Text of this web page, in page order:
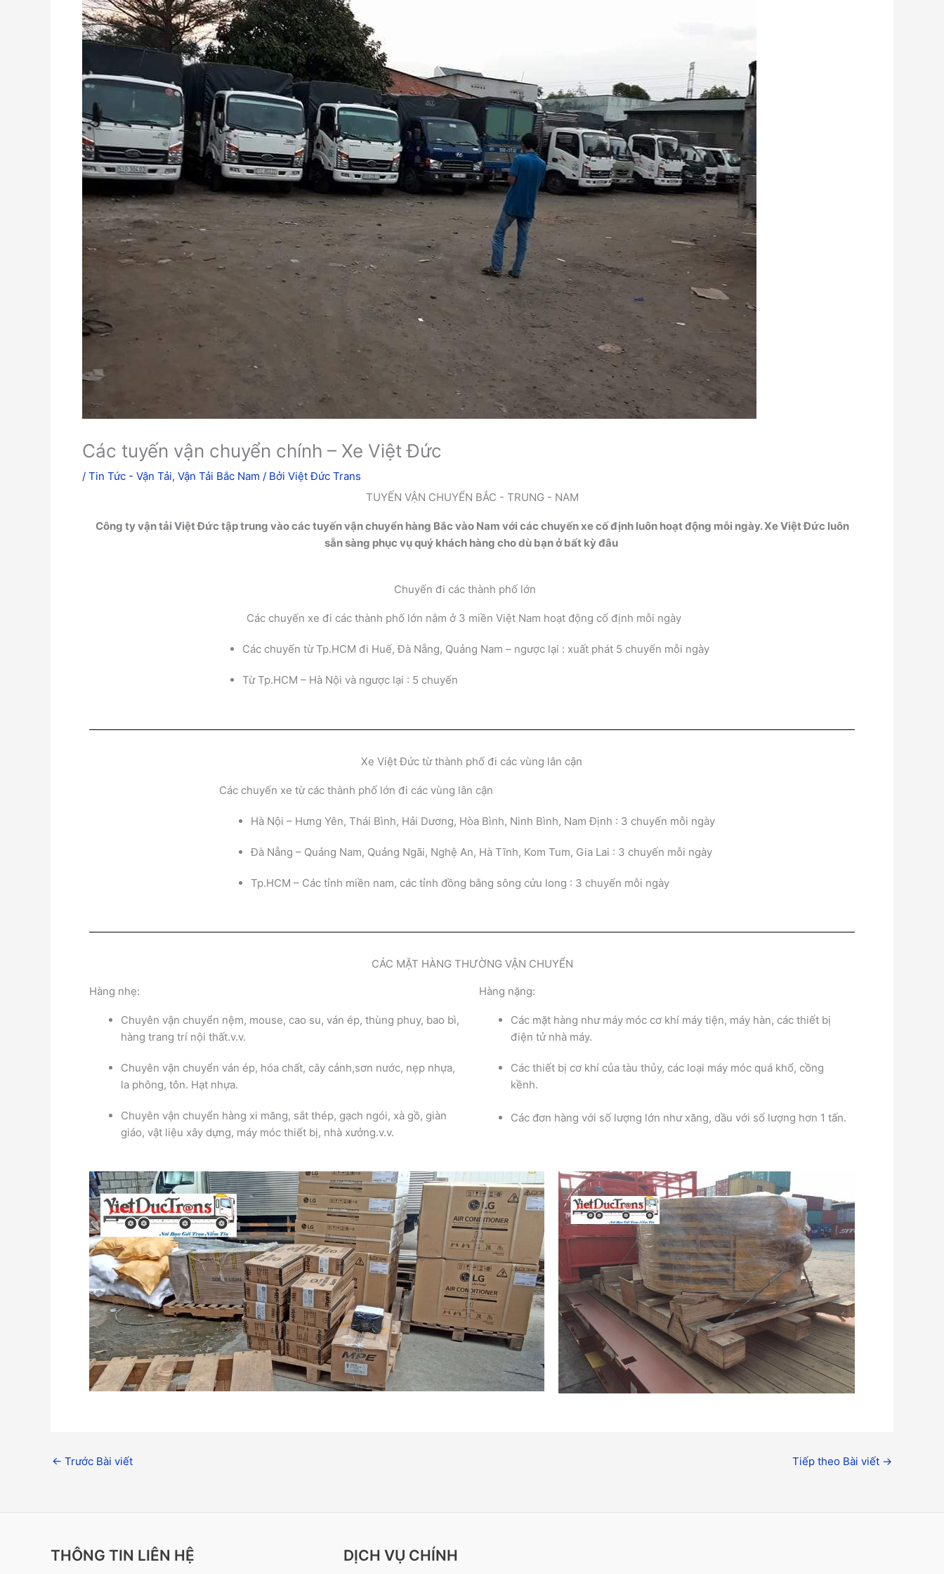
Các tuyến vận chuyển chính – Xe Việt Đức
/ Tin Tức - Vận Tải, Vận Tải Bắc Nam / Bởi Việt Đức Trans
TUYẾN VẬN CHUYỂN BẮC - TRUNG - NAM
Công ty vận tải Việt Đức tập trung vào các tuyến vận chuyển hàng Bắc vào Nam với các chuyến xe cố định luôn hoạt động mỗi ngày. Xe Việt Đức luôn
sẵn sàng phục vụ quý khách hàng cho dù bạn ở bất kỳ đâu
Chuyến đi các thành phố lớn
Các chuyến xe đi các thành phố lớn nằm ở 3 miền Việt Nam hoạt động cố định mỗi ngày
Các chuyến từ Tp.HCM đi Huế, Đà Nẵng, Quảng Nam – ngược lại : xuất phát 5 chuyến mỗi ngày
Từ Tp.HCM – Hà Nội và ngược lại : 5 chuyến
Xe Việt Đức từ thành phố đi các vùng lân cận
Các chuyến xe từ các thành phố lớn đi các vùng lân cận
Hà Nội – Hưng Yên, Thái Bình, Hải Dương, Hòa Bình, Ninh Bình, Nam Định : 3 chuyến mỗi ngày
Đà Nẵng – Quảng Nam, Quảng Ngãi, Nghệ An, Hà Tĩnh, Kom Tum, Gia Lai : 3 chuyến mỗi ngày
Tp.HCM – Các tỉnh miền nam, các tỉnh đồng bằng sông cửu long : 3 chuyến mỗi ngày
CÁC MẶT HÀNG THƯỜNG VẬN CHUYỂN
Hàng nhẹ:
Chuyên vận chuyển nệm, mouse, cao su, ván ép, thùng phuy, bao bì,
hàng trang trí nội thất.v.v.
Chuyên vận chuyển ván ép, hóa chất, cây cảnh,sơn nước, nẹp nhựa,
la phông, tôn. Hạt nhựa.
Chuyên vận chuyển hàng xi măng, sắt thép, gạch ngói, xà gồ, giàn
giáo, vật liệu xây dựng, máy móc thiết bị, nhà xưởng.v.v.
Hàng nặng:
Các mặt hàng như máy móc cơ khí máy tiện, máy hàn, các thiết bị
điện tử nhà máy.
Các thiết bị cơ khí của tàu thủy, các loại máy móc quá khổ, cồng
kềnh.
Các đơn hàng với số lượng lớn như xăng, dầu với số lượng hơn 1 tấn.
← Trước Bài viết Tiếp theo Bài viết →
THÔNG TIN LIÊN HỆ DỊCH VỤ CHÍNH